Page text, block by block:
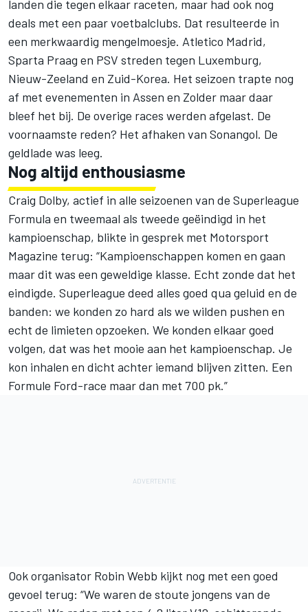
landen die tegen elkaar raceten, maar had ook nog
deals met een paar voetbalclubs. Dat resulteerde in
een merkwaardig mengelmoesje. Atletico Madrid,
Sparta Praag en PSV streden tegen Luxemburg,
Nieuw-Zeeland en Zuid-Korea. Het seizoen trapte nog
af met evenementen in Assen en Zolder maar daar
bleef het bij. De overige races werden afgelast. De
voornaamste reden? Het afhaken van Sonangol. De
geldlade was leeg.
Nog altijd enthousiasme
Craig Dolby, actief in alle seizoenen van de Superleague
Formula en tweemaal als tweede geëindigd in het
kampioenschap, blikte in gesprek met Motorsport
Magazine terug: “Kampioenschappen komen en gaan
maar dit was een geweldige klasse. Echt zonde dat het
eindigde. Superleague deed alles goed qua geluid en de
banden: we konden zo hard als we wilden pushen en
echt de limieten opzoeken. We konden elkaar goed
volgen, dat was het mooie aan het kampioenschap. Je
kon inhalen en dicht achter iemand blijven zitten. Een
Formule Ford-race maar dan met 700 pk.”
Ook organisator Robin Webb kijkt nog met een goed
gevoel terug: “We waren de stoute jongens van de